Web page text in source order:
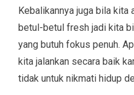
Kebalikannya juga bila kita
betul-betul fresh jadi kita
yang butuh fokus penuh.
kita jalankan secara baik
tidak untuk nikmati hidup